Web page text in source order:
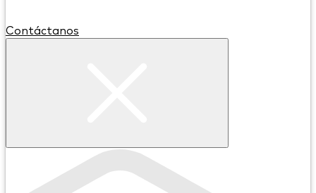
Contáctanos